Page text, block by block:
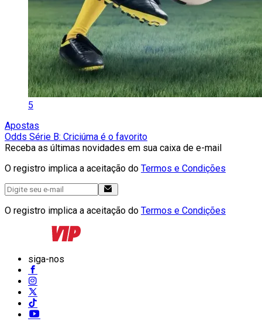
5
Apostas
Odds Série B: Criciúma é o favorito
Receba as últimas novidades em sua caixa de e-mail
O registro implica a aceitação do Termos e Condições
O registro implica a aceitação do Termos e Condições
siga-nos